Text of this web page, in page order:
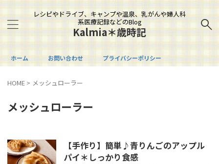
レシピやドライブ、キャンプや温泉、乳がんや婦人科
系医療記録などのBlog
Kalmia＊歳時記
ホーム お問い合わせ プライバシーポリシー
HOME > メッシュローラー
メッシュローラー
【手作り】簡単♪青りんごのアップル
パイ＊しっかり食感